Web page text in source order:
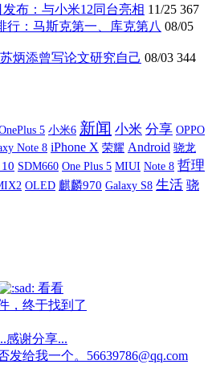
布：与小米12同台亮相 11/25 367
行：马斯克第一、库克第八 08/05
炳添曾写论文研究自己 08/03 344
5 小米6 新闻 小米 分享 OPPO
Note 8 iPhone X 荣耀 Android 骁龙
SDM660 One Plus 5 MIUI Note 8 哲理
OLED 麒麟970 Galaxy S8 生活 骁
看看
，终于找到了
感谢分享...
发给我一个。56639786@qq.com